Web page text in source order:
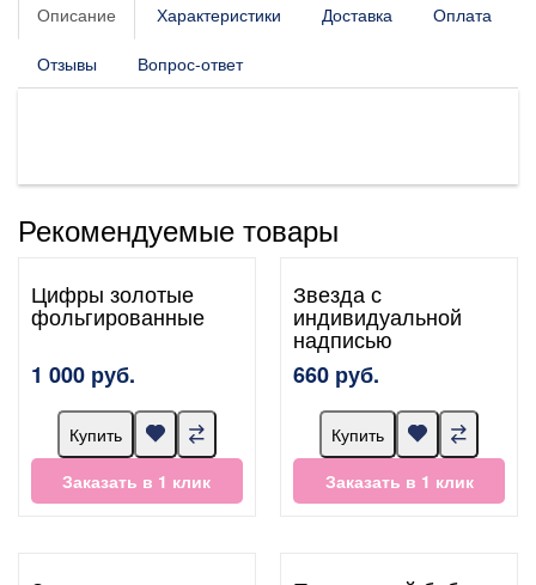
Описание Характеристики Доставка Оплата
Отзывы Вопрос-ответ
Рекомендуемые товары
Цифры золотые
фольгированные
1 000 руб.
Купить
Заказать в 1 клик
Звезда с
индивидуальной
надписью
660 руб.
Купить
Заказать в 1 клик